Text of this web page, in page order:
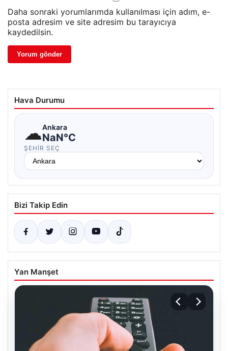
Daha sonraki yorumlarımda kullanılması için adım, e-
posta adresim ve site adresim bu tarayıcıya
kaydedilsin.
Hava Durumu
☁Ankara
NaN°C
ŞEHIR SEÇ
Bizi Takip Edin
Yan Manşet